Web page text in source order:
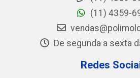
(11) 4359-
De segunda a sexta
Redes